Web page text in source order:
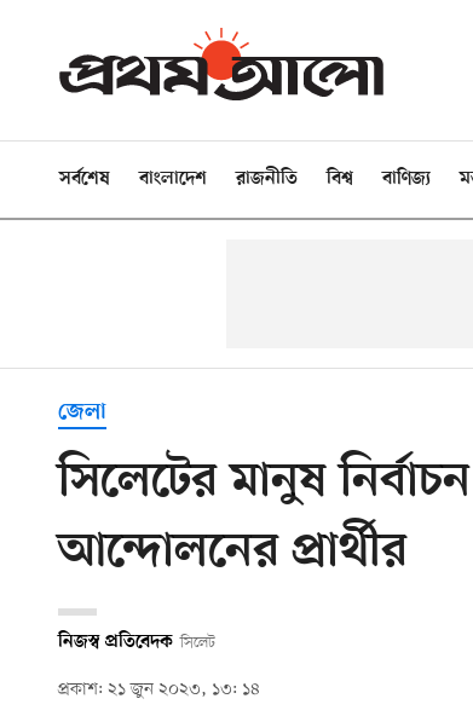
সর্বশেষ বাংলাদেশ রাজনীতি বিশ্ব বাণিজ্য
জেলা
সিলেটের মানুষ
আন্দোলনের প্রার্থীর
নিজস্ব প্রতিবেদক সিলেট
প্রকাশ: ২১ জুন ২০২৩, ১৩: ১৪